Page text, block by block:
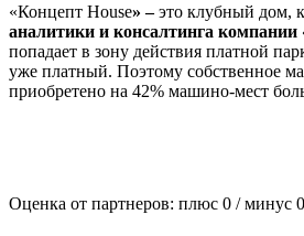
«Концепт House» –это клубный дом,
аналитики и консалтинга
попадает в зону действия платной
уже платный. Поэтому собственное
приобретено на 42% машино-мест
Оценка от партнеров: плюс 0 / минус 0